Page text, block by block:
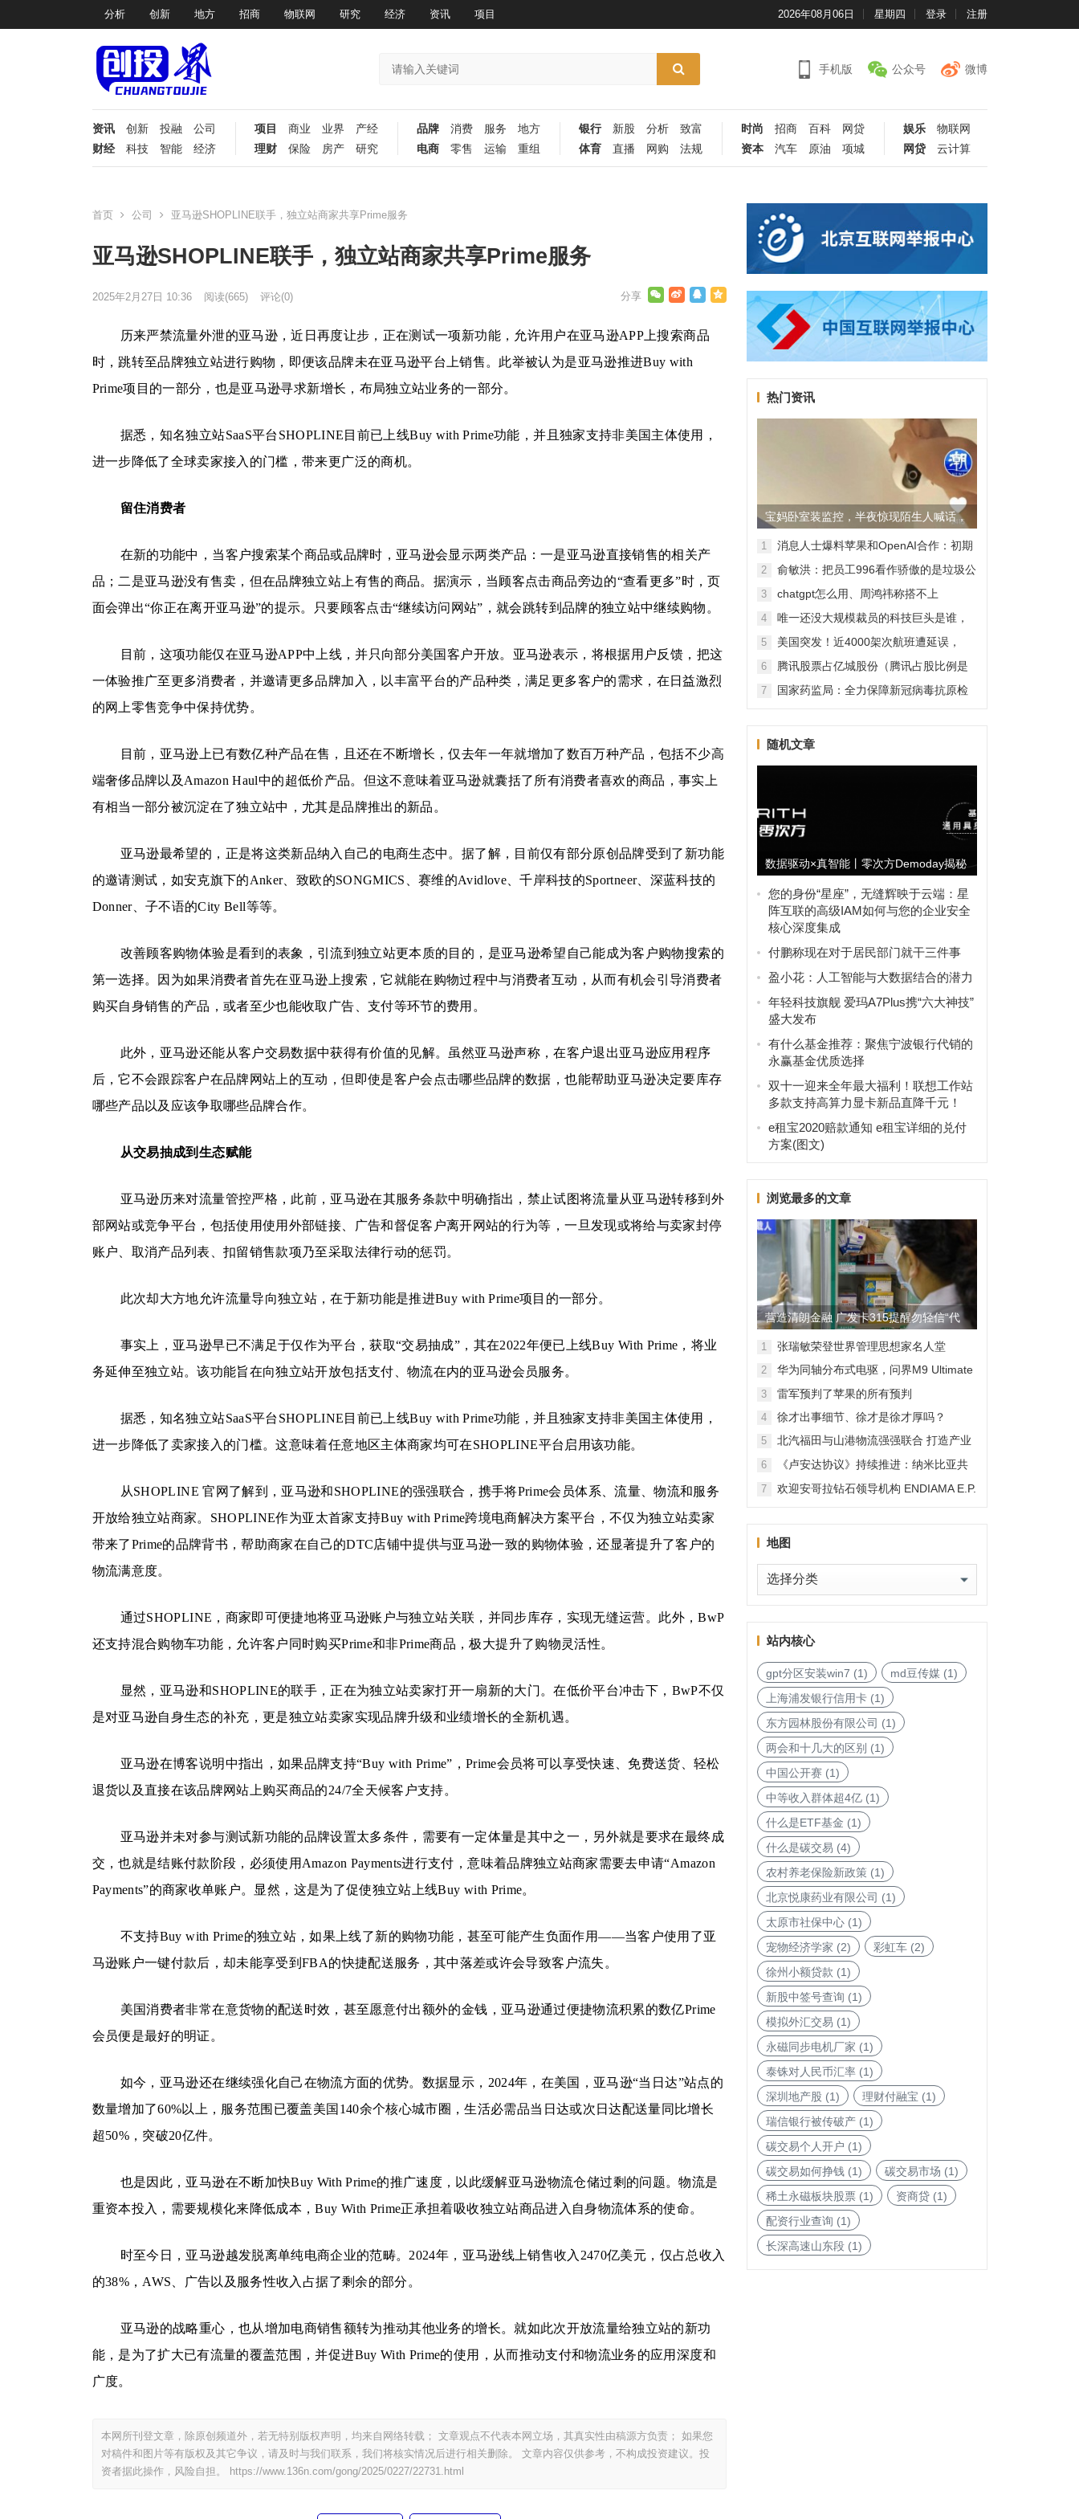
分析 创新 地方 招商 物联网 研究 经济 资讯 项目 2026年08月06日 星期四 登录 注册
手机版 公众号 微博
资讯 创新 投融
公司
财经
科技 智能 经济
项目 商业 业界
产经
理财
保险 房产 研究
品牌 消费 服务
地方
电商
零售 运输 重组
银行 新股 分析
致富
体育
直播 网购 法规
时尚 招商 百科
网贷
资本
汽车 原油 项城
娱乐
物联网
网贷
云计算
首页 公司 亚马逊SHOPLINE联手，独立站商家共享Prime服务
亚马逊SHOPLINE联手，独立站商家共享Prime服务
2025年2月27日 10:36 阅读(665) 评论(0)
历来严禁流量外泄的亚马逊，近日再度让步，正在测试一项新功能，允许用户在亚马逊APP上搜索商品
时，跳转至品牌独立站进行购物，即便该品牌未在亚马逊平台上销售。此举被认为是亚马逊推进Buy with
Prime项目的一部分，也是亚马逊寻求新增长，布局独立站业务的一部分。
据悉，知名独立站SaaS平台SHOPLINE目前已上线Buy with Prime功能，并且独家支持非美国主体使用，
进一步降低了全球卖家接入的门槛，带来更广泛的商机。
留住消费者
在新的功能中，当客户搜索某个商品或品牌时，亚马逊会显示两类产品：一是亚马逊直接销售的相关产
品；二是亚马逊没有售卖，但在品牌独立站上有售的商品。据演示，当顾客点击商品旁边的“查看更多”时，页
面会弹出“你正在离开亚马逊”的提示。只要顾客点击“继续访问网站”，就会跳转到品牌的独立站中继续购物。
目前，这项功能仅在亚马逊APP中上线，并只向部分美国客户开放。亚马逊表示，将根据用户反馈，把这
一体验推广至更多消费者，并邀请更多品牌加入，以丰富平台的产品种类，满足更多客户的需求，在日益激烈
的网上零售竞争中保持优势。
目前，亚马逊上已有数亿种产品在售，且还在不断增长，仅去年一年就增加了数百万种产品，包括不少高
端奢侈品牌以及Amazon Haul中的超低价产品。但这不意味着亚马逊就囊括了所有消费者喜欢的商品，事实上
有相当一部分被沉淀在了独立站中，尤其是品牌推出的新品。
亚马逊最希望的，正是将这类新品纳入自己的电商生态中。据了解，目前仅有部分原创品牌受到了新功能
的邀请测试，如安克旗下的Anker、致欧的SONGMICS、赛维的Avidlove、千岸科技的Sportneer、深蓝科技的
Donner、子不语的City Bell等等。
改善顾客购物体验是看到的表象，引流到独立站更本质的目的，是亚马逊希望自己能成为客户购物搜索的
第一选择。因为如果消费者首先在亚马逊上搜索，它就能在购物过程中与消费者互动，从而有机会引导消费者
购买自身销售的产品，或者至少也能收取广告、支付等环节的费用。
此外，亚马逊还能从客户交易数据中获得有价值的见解。虽然亚马逊声称，在客户退出亚马逊应用程序
后，它不会跟踪客户在品牌网站上的互动，但即使是客户会点击哪些品牌的数据，也能帮助亚马逊决定要库存
哪些产品以及应该争取哪些品牌合作。
从交易抽成到生态赋能
亚马逊历来对流量管控严格，此前，亚马逊在其服务条款中明确指出，禁止试图将流量从亚马逊转移到外
部网站或竞争平台，包括使用使用外部链接、广告和督促客户离开网站的行为等，一旦发现或将给与卖家封停
账户、取消产品列表、扣留销售款项乃至采取法律行动的惩罚。
此次却大方地允许流量导向独立站，在于新功能是推进Buy with Prime项目的一部分。
事实上，亚马逊早已不满足于仅作为平台，获取“交易抽成”，其在2022年便已上线Buy With Prime，将业
务延伸至独立站。该功能旨在向独立站开放包括支付、物流在内的亚马逊会员服务。
据悉，知名独立站SaaS平台SHOPLINE目前已上线Buy with Prime功能，并且独家支持非美国主体使用，
进一步降低了卖家接入的门槛。这意味着任意地区主体商家均可在SHOPLINE平台启用该功能。
从SHOPLINE 官网了解到，亚马逊和SHOPLINE的强强联合，携手将Prime会员体系、流量、物流和服务
开放给独立站商家。SHOPLINE作为亚太首家支持Buy with Prime跨境电商解决方案平台，不仅为独立站卖家
带来了Prime的品牌背书，帮助商家在自己的DTC店铺中提供与亚马逊一致的购物体验，还显著提升了客户的
物流满意度。
通过SHOPLINE，商家即可便捷地将亚马逊账户与独立站关联，并同步库存，实现无缝运营。此外，BwP
还支持混合购物车功能，允许客户同时购买Prime和非Prime商品，极大提升了购物灵活性。
显然，亚马逊和SHOPLINE的联手，正在为独立站卖家打开一扇新的大门。在低价平台冲击下，BwP不仅
是对亚马逊自身生态的补充，更是独立站卖家实现品牌升级和业绩增长的全新机遇。
亚马逊在博客说明中指出，如果品牌支持“Buy with Prime”，Prime会员将可以享受快速、免费送货、轻松
退货以及直接在该品牌网站上购买商品的24/7全天候客户支持。
亚马逊并未对参与测试新功能的品牌设置太多条件，需要有一定体量是其中之一，另外就是要求在最终成
交，也就是结账付款阶段，必须使用Amazon Payments进行支付，意味着品牌独立站商家需要去申请“Amazon
Payments”的商家收单账户。显然，这是为了促使独立站上线Buy with Prime。
不支持Buy with Prime的独立站，如果上线了新的购物功能，甚至可能产生负面作用——当客户使用了亚
马逊账户一键付款后，却未能享受到FBA的快捷配送服务，其中落差或许会导致客户流失。
美国消费者非常在意货物的配送时效，甚至愿意付出额外的金钱，亚马逊通过便捷物流积累的数亿Prime
会员便是最好的明证。
如今，亚马逊还在继续强化自己在物流方面的优势。数据显示，2024年，在美国，亚马逊“当日达”站点的
数量增加了60%以上，服务范围已覆盖美国140余个核心城市圈，生活必需品当日达或次日达配送量同比增长
超50%，突破20亿件。
也是因此，亚马逊在不断加快Buy With Prime的推广速度，以此缓解亚马逊物流仓储过剩的问题。物流是
重资本投入，需要规模化来降低成本，Buy With Prime正承担着吸收独立站商品进入自身物流体系的使命。
时至今日，亚马逊越发脱离单纯电商企业的范畴。2024年，亚马逊线上销售收入2470亿美元，仅占总收入
的38%，AWS、广告以及服务性收入占据了剩余的部分。
亚马逊的战略重心，也从增加电商销售额转为推动其他业务的增长。就如此次开放流量给独立站的新功
能，是为了扩大已有流量的覆盖范围，并促进Buy With Prime的使用，从而推动支付和物流业务的应用深度和
广度。
本网所刊登文章，除原创频道外，若无特别版权声明，均来自网络转载； 文章观点不代表本网立场，其真实性由稿源方负责； 如果您
对稿件和图片等有版权及其它争议，请及时与我们联系，我们将核实情况后进行相关删除。 文章内容仅供参考，不构成投资建议。投
资者据此操作，风险自担。
https://www.136n.com/gong/2025/0227/22731.html
热门资讯
宝妈卧室装监控，半夜惊现陌生人喊话，
警方已介入调查
1
消息人士爆料苹果和OpenAI合作：初期
无现金交易、未来探索分成佣金
2
俞敏洪：把员工996看作骄傲的是垃圾公
司，建议24节气都放假
3
chatgpt怎么用、周鸿祎称搭不上
ChatGPT企业会被淘汰
4
唯一还没大规模裁员的科技巨头是谁，
苹果还能扛多久？
5
美国突发！近4000架次航班遭延误，
2000架次航班被取消
6
腾讯股票占亿城股份（腾讯占股比例是
怎样的？）
7
国家药监局：全力保障新冠病毒抗原检
随机文章
数据驱动×真智能丨零次方Demoday揭秘
人形机器人「进化论...
您的身份“星座”，无缝辉映于云端：星
阵互联的高级IAM如何与您的企业安全
核心深度集成
付鹏称现在对于居民部门就干三件事
盈小花：人工智能与大数据结合的潜力
年轻科技旗舰 爱玛A7Plus携“六大神技”
盛大发布
有什么基金推荐：聚焦宁波银行代销的
永赢基金优质选择
双十一迎来全年最大福利！联想工作站
多款支持高算力显卡新品直降千元！
e租宝2020赔款通知 e租宝详细的兑付
方案(图文)
浏览最多的文章
营造清朗金融 广发卡315提醒勿轻信“代
理维权”
1 张瑞敏荣登世界管理思想家名人堂
2
华为同轴分布式电驱，问界M9 Ultimate
背后的“车轮思想者”
3 雷军预判了苹果的所有预判
4 徐才出事细节、徐才是徐才厚吗？
5
北汽福田与山港物流强强联合 打造产业
融合新范本
6
《卢安达协议》持续推进：纳米比亚共
和国加入，印度宝石与珠宝出口促进委
员会与迪拜多种商品交易中心启动加入
7
欢迎安哥拉钻石领导机构 ENDIAMA E.P.
地图
地
图
站内核心
gpt分区安装win7 (1) md豆传媒(1)
上海浦发银行信用卡(1)
东方园林股份有限公司 (1)
两会和十几大的区别 (1)
中国公开赛(1)
中等收入群体超4亿(1)
什么是ETF基金 (1)
什么是碳交易 (4)
农村养老保险新政策(1)
北京悦康药业有限公司 (1)
太原市社保中心(1)
宠物经济学家 (2) 彩虹车(2)
徐州小额贷款 (1)
新股中签号查询 (1)
模拟外汇交易 (1)
永磁同步电机厂家 (1)
泰铢对人民币汇率(1)
深圳地产股 (1) 理财付融宝 (1)
瑞信银行被传破产(1)
碳交易个人开户 (1)
碳交易如何挣钱(1) 碳交易市场 (1)
稀土永磁板块股票(1) 资商贷(1)
配资行业查询 (1)
长深高速山东段(1)